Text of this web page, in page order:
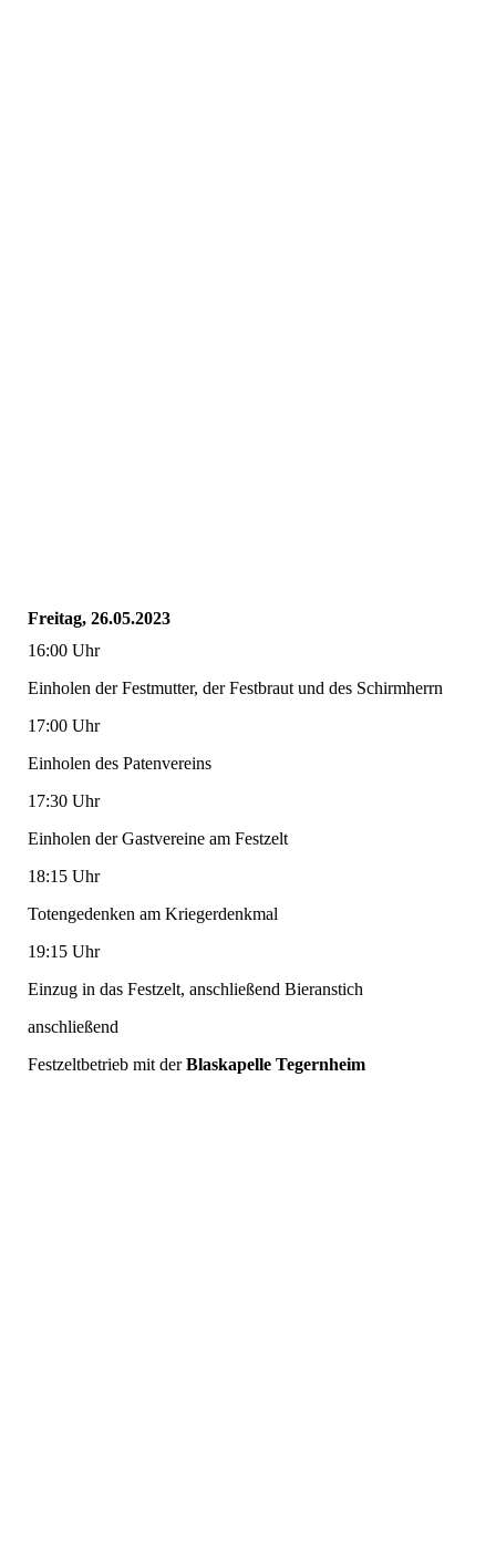
Freitag, 26.05.2023
16:00 Uhr
Einholen der Festmutter, der Festbraut und des Schirmherrn
17:00 Uhr
Einholen des Patenvereins
17:30 Uhr
Einholen der Gastvereine am Festzelt
18:15 Uhr
Totengedenken am Kriegerdenkmal
19:15 Uhr
Einzug in das Festzelt, anschließend Bieranstich
anschließend
Festzeltbetrieb mit derBlaskapelle Tegernheim